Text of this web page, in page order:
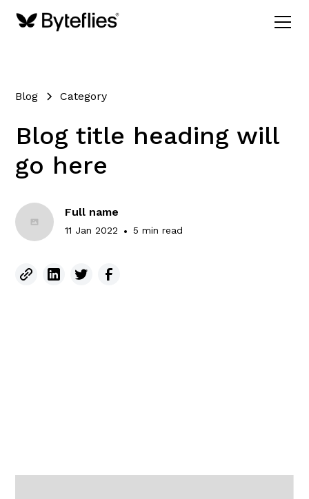
Blog Category
Blog title heading will
go here
Full name
11 Jan 2022 • 5 min read